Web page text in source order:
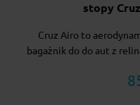
stopy
Cruz Airo to
bagażnik do do aut z